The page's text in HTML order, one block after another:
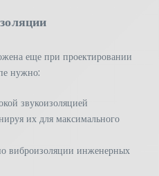
еще при проектировании
нужно:
звукоизоляцией
их для максимального
виброизоляции инженерных